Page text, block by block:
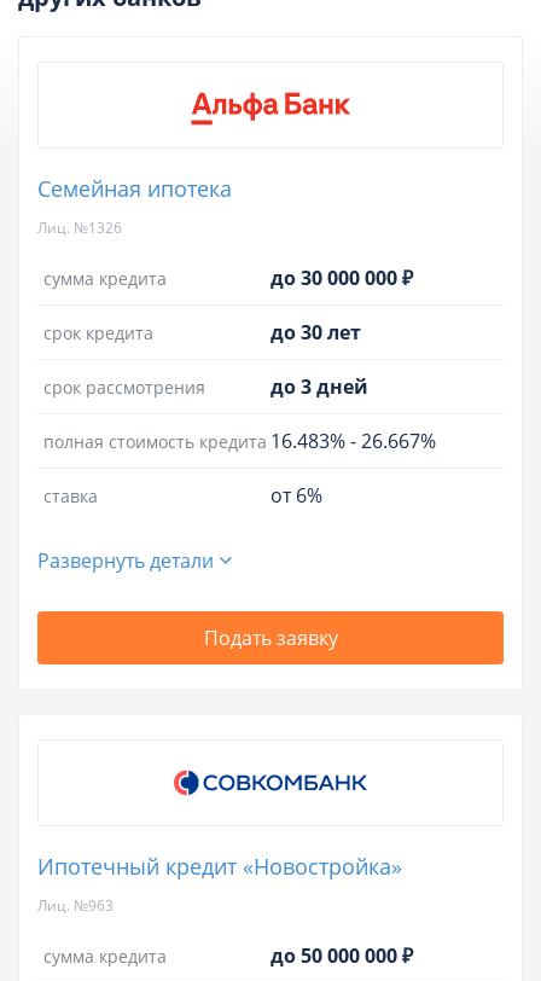
Семейная ипотека
Лиц. №1326
сумма кредита до 30 000 000 ₽
срок кредита до 30 лет
срок рассмотрения до 3 дней
полная стоимость кредита 16.483%-26.667%
ставка от 6%
Развернуть детали
Подать заявку
Ипотечный кредит «Новостройка»
Лиц. №963
сумма кредита до 50 000 000 ₽